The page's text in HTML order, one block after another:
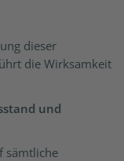
dieser
die Wirksamkeit
und
sämtliche